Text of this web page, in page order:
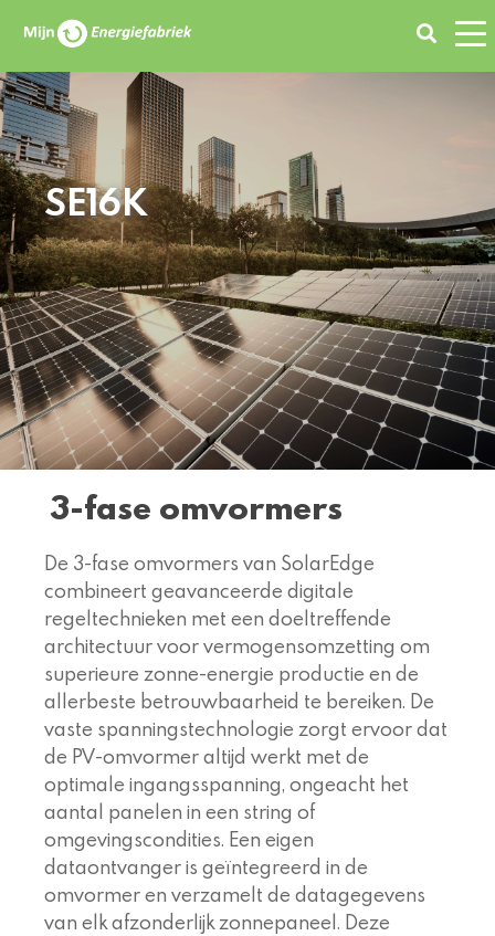
SE16K
3-fase omvormers
De 3-fase omvormers van SolarEdge
combineert geavanceerde digitale
regeltechnieken met een doeltreffende
architectuur voor vermogensomzetting om
superieure zonne-energie productie en de
allerbeste betrouwbaarheid te bereiken. De
vaste spanningstechnologie zorgt ervoor dat
de PV-omvormer altijd werkt met de
optimale ingangsspanning, ongeacht het
aantal panelen in een string of
omgevingscondities. Een eigen
dataontvanger is geïntegreerd in de
omvormer en verzamelt de datagegevens
van elk afzonderlijk zonnepaneel. Deze